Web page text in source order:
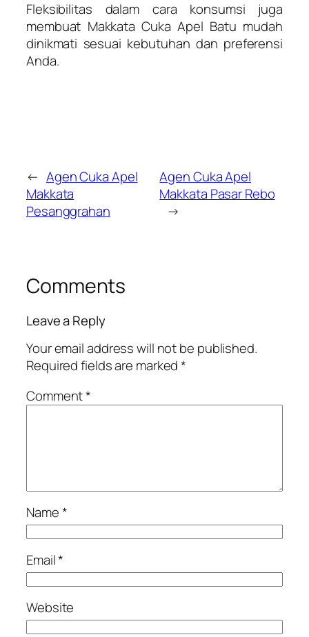
Fleksibilitas dalam cara konsumsi juga
membuat Makkata Cuka Apel Batu mudah
dinikmati sesuai kebutuhan dan preferensi
Anda.
← Agen Cuka Apel
Makkata
Pesanggrahan
Agen Cuka Apel
Makkata Pasar Rebo
→
Comments
Leave a Reply
Your email address will not be published.
Required fields are marked*
Comment*
Name*
Email*
Website